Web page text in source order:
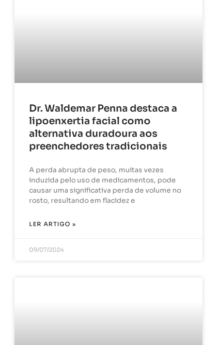
Dr. Waldemar Penna destaca a
lipoenxertia facial como
alternativa duradoura aos
preenchedores tradicionais
A perda abrupta de peso, muitas vezes
induzida pelo uso de medicamentos, pode
causar uma significativa perda de volume no
rosto, resultando em flacidez e
LER ARTIGO »
09/07/2024